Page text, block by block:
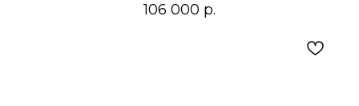
106 000 р.